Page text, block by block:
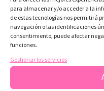
para almacenar y/o acceder a la
de estas tecnologías nos permitirá
navegación o las identificaciones
consentimiento, puede afectar
funciones.
Gestionar los servicios
o artesanal limitado. No
distribuirlo digitalmente.
¿Qué programas puedo
permita abrir imágenes:
InDesign o apps de corte.